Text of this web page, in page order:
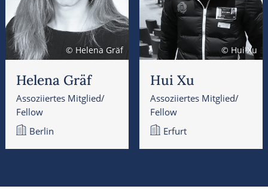
© Helena Gräf
Helena Gräf
Assoziiertes Mitglied/
Fellow
Berlin
© Hui Xu
Hui Xu
Assoziiertes Mitglied/
Fellow
Erfurt